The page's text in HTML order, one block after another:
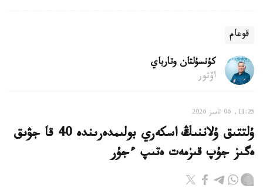
قوعام
كۇنسۇلتان وتارباي
اۆتور
11:25, 06 تامىز 2026
ۇلتتىق ۇلاننىڭ اسكەري بولىمدەرىندە 40 قا جۋىق
ەگىز جۇپ قىزمەت ەتىپ ءجۇر